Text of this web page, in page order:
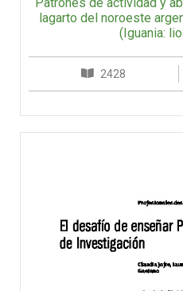
Patrones de actividad y
lagarto del noroeste
(Iguania:
2428